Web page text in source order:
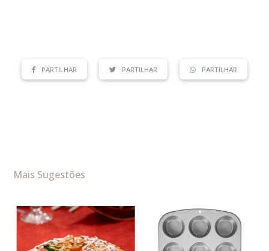
PARTILHAR PARTILHAR PARTILHAR
Mais Sugestões